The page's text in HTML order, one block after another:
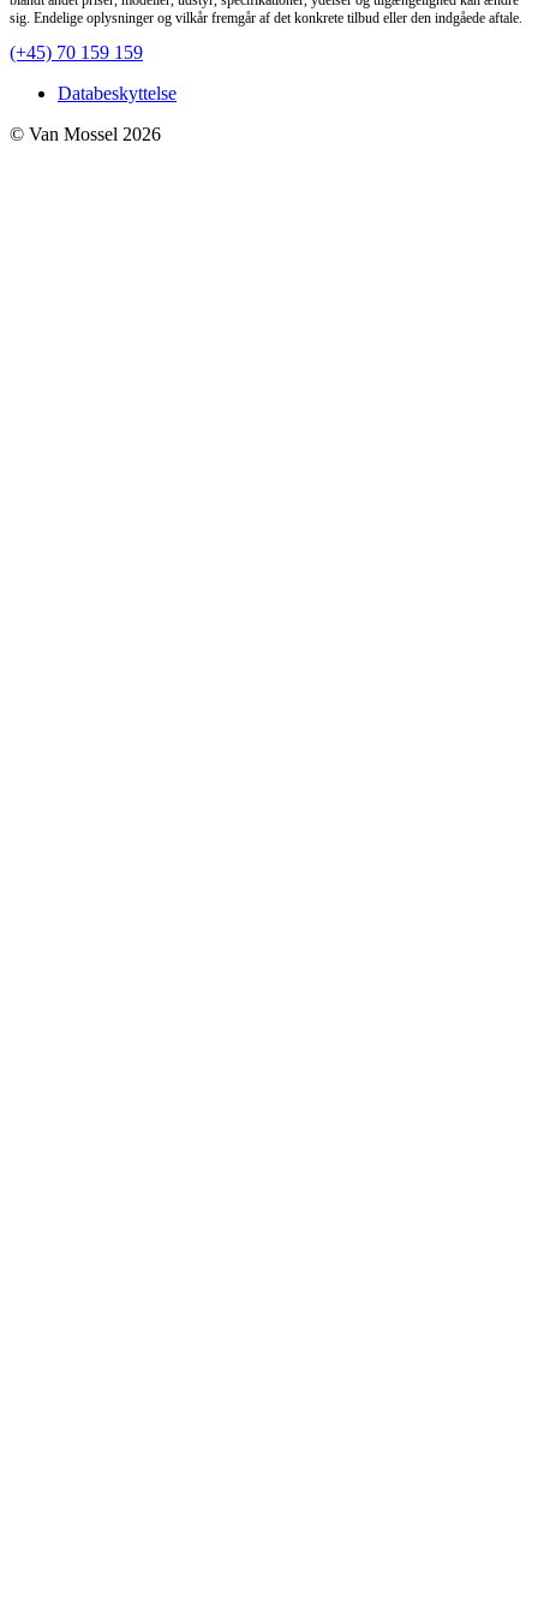
sig. Endelige oplysninger og vilkår fremgår af det konkrete tilbud eller den indgåede aftale.
(+45) 70 159 159
Databeskyttelse
© Van Mossel 2026